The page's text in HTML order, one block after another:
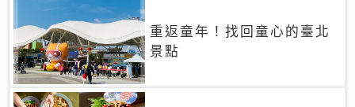
重返童年！找回童心的臺北
景點